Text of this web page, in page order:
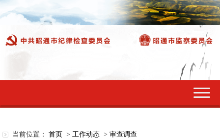
切
当前位置： 首页 > 工作动态 > 审查调查